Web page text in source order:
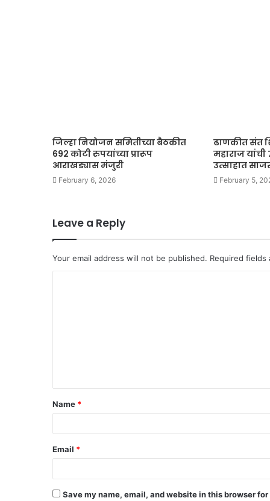
जिल्हा नियोजन समितीच्या बैठकीत
692 कोटी रुपयांच्या प्रारूप
आराखड्यास मंजुरी
February 6, 2026
ढाणकीत संत
महाराज यांची
उत्साहात
February 5,
Leave a Reply
Your email address will not be published. Required fields
Name *
Email *
Save my name, email, and website in this browser